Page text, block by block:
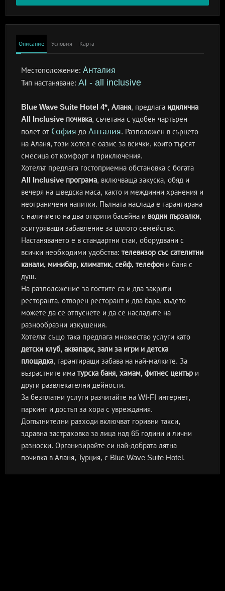
Описание Условия Карта
Местоположение:Анталия
Тип настаняване:AI - all inclusive
Blue Wave Suite Hotel 4*, Аланя, предлага идилична
All Inclusive почивка, съчетана с удобен чартърен
полет от София доАнталия. Разположен в сърцето
на Аланя, този хотел е оазис за всички, които търсят
смесица от комфорт и приключения.
Хотелът предлага гостоприемна обстановка с богата
All Inclusive програма, включваща закуска, обяд и
вечеря на шведска маса, както и междинни хранения и
неограничени напитки. Пълната наслада е гарантирана
с наличието на два открити басейна и водни пързалки,
осигуряващи забавление за цялото семейство.
Настаняването е в стандартни стаи, оборудвани с
всички необходими удобства:телевизор със сателитни
канали, минибар, климатик, сейф, телефон и баня с
душ.
На разположение за гостите са и два закрити
ресторанта, отворен ресторант и два бара, където
можете да се отпуснете и да се насладите на
разнообразни изкушения.
Хотелът също така предлага множество услуги като
детски клуб, аквапарк, зали за игри и детска
площадка, гарантиращи забава на най-малките. За
възрастните иматурска баня, хамам, фитнес център и
други развлекателни дейности.
За безплатни услуги разчитайте на WI-FI интернет,
паркинг и достъп за хора с увреждания.
Допълнителни разходи включват горивни такси,
здравна застраховка за лица над 65 години и лични
разноски. Организирайте си най-добрата лятна
почивка в Аланя, Турция, с Blue Wave Suite Hotel.